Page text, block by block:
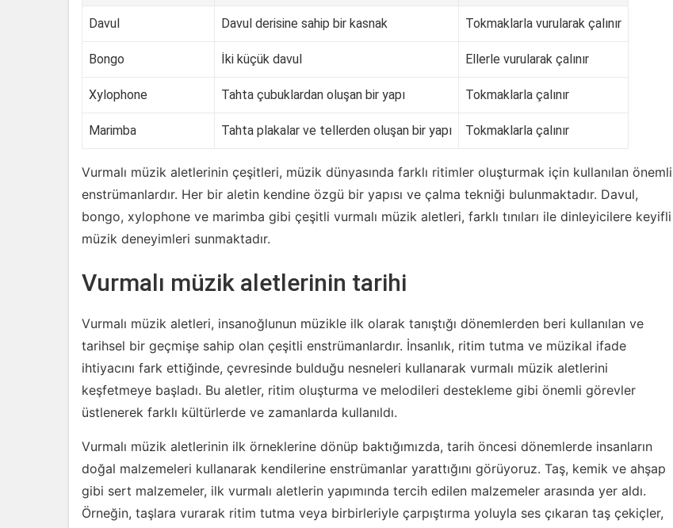
Davul Davul derisine sahip bir kasnak Tokmaklarla vurularak çalınır
Bongo İki küçük davul Ellerle vurularak çalınır
Xylophone Tahta çubuklardan oluşan bir yapı Tokmaklarla çalınır
Marimba Tahta plakalar ve tellerden oluşan bir yapı Tokmaklarla çalınır
Vurmalı müzik aletlerinin çeşitleri, müzik dünyasında farklı ritimler oluşturmak için kullanılan önemli
enstrümanlardır. Her bir aletin kendine özgü bir yapısı ve çalma tekniği bulunmaktadır. Davul,
bongo, xylophone ve marimba gibi çeşitli vurmalı müzik aletleri, farklı tınıları ile dinleyicilere keyifli
müzik deneyimleri sunmaktadır.
Vurmalı müzik aletlerinin tarihi
Vurmalı müzik aletleri, insanoğlunun müzikle ilk olarak tanıştığı dönemlerden beri kullanılan ve
tarihsel bir geçmişe sahip olan çeşitli enstrümanlardır. İnsanlık, ritim tutma ve müzikal ifade
ihtiyacını fark ettiğinde, çevresinde bulduğu nesneleri kullanarak vurmalı müzik aletlerini
keşfetmeye başladı. Bu aletler, ritim oluşturma ve melodileri destekleme gibi önemli görevler
üstlenerek farklı kültürlerde ve zamanlarda kullanıldı.
Vurmalı müzik aletlerinin ilk örneklerine dönüp baktığımızda, tarih öncesi dönemlerde insanların
doğal malzemeleri kullanarak kendilerine enstrümanlar yarattığını görüyoruz. Taş, kemik ve ahşap
gibi sert malzemeler, ilk vurmalı aletlerin yapımında tercih edilen malzemeler arasında yer aldı.
Örneğin, taşlara vurarak ritim tutma veya birbirleriyle çarpıştırma yoluyla ses çıkaran taş çekiçler,